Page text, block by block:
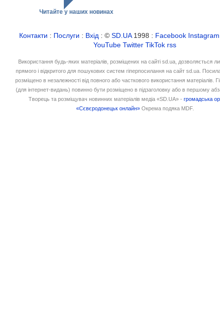
Читайте у наших новинах
Контакти : Послуги : Вхід : ©SD.UA1998 : Facebook Instagram
YouTube Twitter TikTok rss
Використання будь-яких матеріалів, розміщених на сайті sd.ua, дозволяється
прямого і відкритого для пошукових систем гіперпосилання на сайт sd.ua.
розміщено в незалежності від повного або часткового використання матеріалів.
(для інтернет-видань) повинно бути розміщено в підзаголовку або в першому
Творець та розміщувач новинних матеріалів медіа «SD.UA» -громадська
«Сєвєродонецьк онлайн» Окрема подяка MDF.